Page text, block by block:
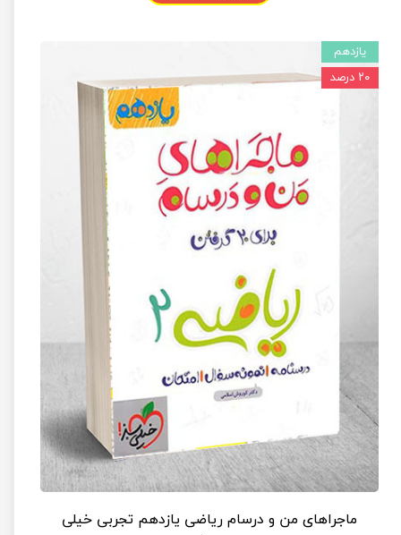
ماجراهای من و درسام ریاضی یازدهم تجربی خیلی
یازدهم
۲۰ درصد